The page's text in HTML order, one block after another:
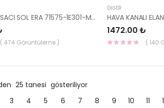
STOP YUVA SACI SOL ERA 71575-1E301-MOBIS-S
( 474 Görüntüleme )
DIĞER
1472.00 ₺
( 140
25 tanesi gösteriliyor
3 4 5 6 7 8 9 10 11